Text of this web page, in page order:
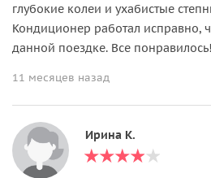
глубокие колеи и ухабистые
Кондиционер работал исправно,
данной поездке. Все
11 месяцев назад
Ирина К.